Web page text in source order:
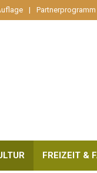
Partnerprogramm
FREIZEIT &